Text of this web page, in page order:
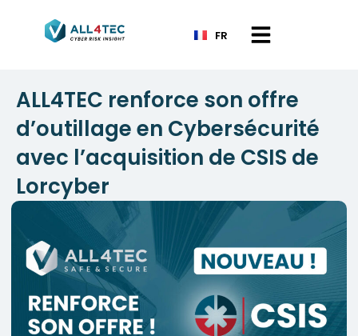
FR
ALL4TEC renforce son offre
d’outillage en Cybersécurité
avec l’acquisition de CSIS de
Lorcyber